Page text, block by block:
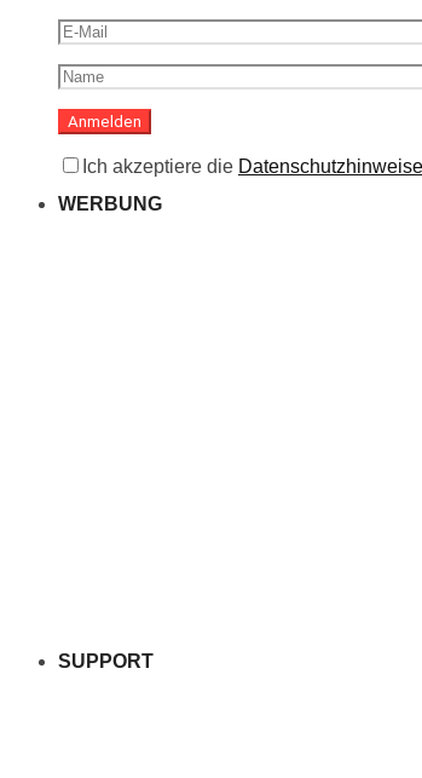
Ich akzeptiere die Datenschutzhinweise
WERBUNG
SUPPORT